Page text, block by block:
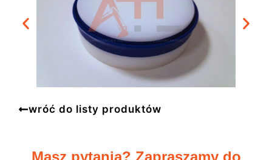
wróć do listy produktów